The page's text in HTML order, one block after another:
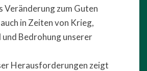
Veränderung zum Guten
in Zeiten von Krieg,
und Bedrohung unserer
Herausforderungen zeigt